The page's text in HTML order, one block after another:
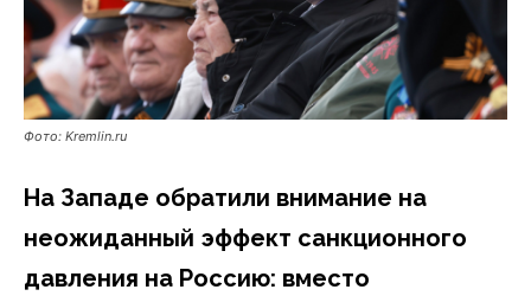
Фото: Kremlin.ru
На Западе обратили внимание на
неожиданный эффект санкционного
давления на Россию: вместо